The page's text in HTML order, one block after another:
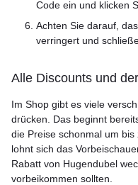
Code ein und klicken
Achten Sie darauf,
verringert und
Alle Discounts und
Im Shop gibt es viele
drücken. Das beginnt
die Preise schonmal um
lohnt sich das
Rabatt von Hugendubel
vorbeikommen sollten.